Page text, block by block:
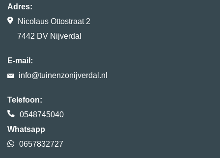
Adres:
Nicolaus Ottostraat 2
7442 DV Nijverdal
E-mail:
info@tuinenzonijverdal.nl
Telefoon:
0548745040
Whatsapp
0657832727